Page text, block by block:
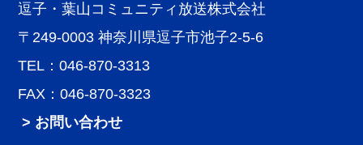
逗子・葉山コミュニティ放送株式会社
〒249-0003 神奈川県逗子市池子2-5-6
TEL：046-870-3313
FAX：046-870-3323
> お問い合わせ